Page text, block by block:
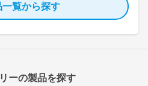
一覧から探す
ーの製品を探す